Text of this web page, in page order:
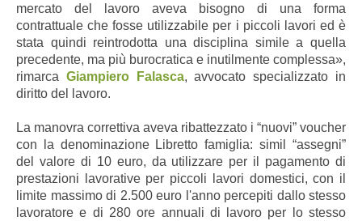
mercato del lavoro aveva bisogno di una forma
contrattuale che fosse utilizzabile per i piccoli lavori ed è
stata quindi reintrodotta una disciplina simile a quella
precedente, ma più burocratica e inutilmente complessa»,
rimarca Giampiero Falasca, avvocato specializzato in
diritto del lavoro.
La manovra correttiva aveva ribattezzato i “nuovi” voucher
con la denominazione Libretto famiglia: simil “assegni”
del valore di 10 euro, da utilizzare per il pagamento di
prestazioni lavorative per piccoli lavori domestici, con il
limite massimo di 2.500 euro l'anno percepiti dallo stesso
lavoratore e di 280 ore annuali di lavoro per lo stesso